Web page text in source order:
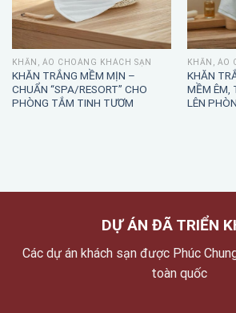
KHĂN, ÁO CHOÀNG KHÁCH SẠN
KHĂN TRẮNG MỀM MỊN –
CHUẨN “SPA/RESORT” CHO
PHÒNG TẮM TINH TƯƠM
KHĂN, ÁO
KHĂN
MỀM ÊM,
LÊN
DỰ ÁN ĐÃ TRIỂN
Các dự án khách sạn được Phúc
toàn quốc